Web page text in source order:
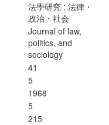
法學研究 : 法律・
政治・社会
Journal of law,
politics, and
sociology
41
5
1968
5
215